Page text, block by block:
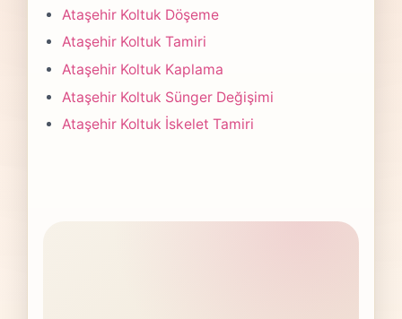
olası değişikliği önceden bildiririz.
Ataşehir Koltuk Döşeme
Ataşehir Koltuk Tamiri
Ataşehir Koltuk Kaplama
Ataşehir Koltuk Sünger Değişimi
Ataşehir Koltuk İskelet Tamiri